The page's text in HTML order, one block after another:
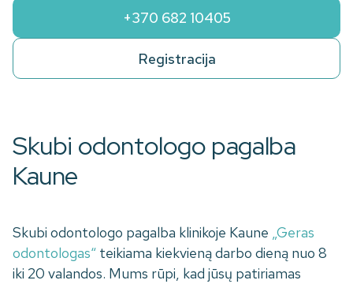
+370 682 10405
Registracija
Skubi odontologo pagalba
Kaune
Skubi odontologo pagalba klinikoje Kaune „Geras
odontologas“ teikiama kiekvieną darbo dieną nuo 8
iki 20 valandos. Mums rūpi, kad jūsų patiriamas